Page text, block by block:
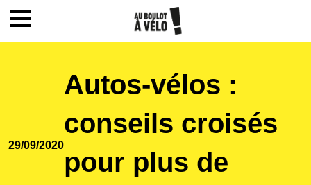
Accueil
Le challenge
29/09/2020
Autos-vélos :
conseils croisés
pour plus de